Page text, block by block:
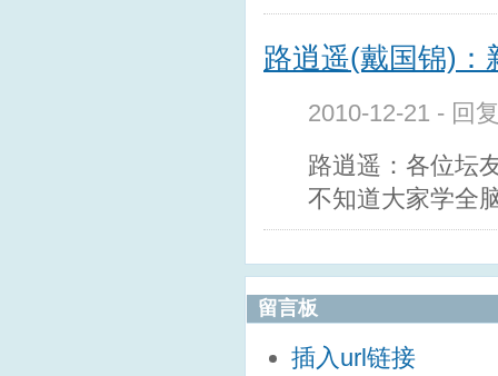
路逍遥(戴国锦)：
2010-12-21 - 回
路逍遥：各位坛
不知道大家学全
留言板
插入url链接